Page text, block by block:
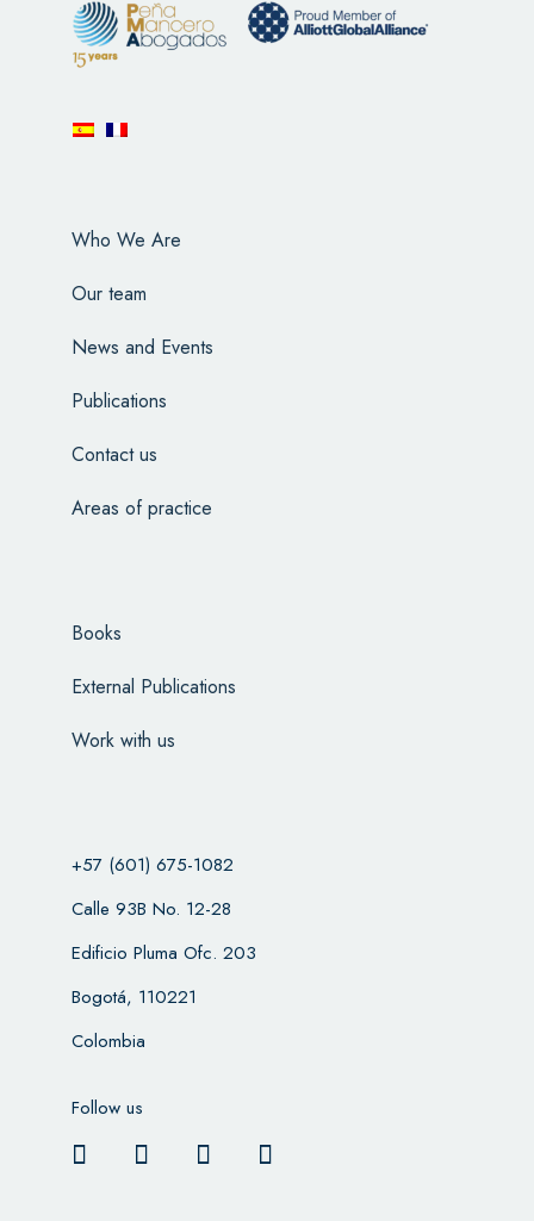
Who We Are
Our team
News and Events
Publications
Contact us
Areas of practice
Books
External Publications
Work with us
+57 (601) 675-1082
Calle 93B No. 12-28
Edificio Pluma Ofc. 203
Bogotá, 110221
Colombia
Follow us